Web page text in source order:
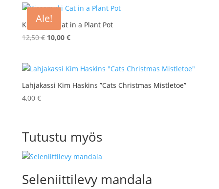
15,00 €.12,90 €.
Ale!
Kissamuki Cat in a Plant Pot
12,50€ Alkuperäinen
12,50 €.
10,00 €Nykyinen
10,00 €.
Lahjakassi Kim Haskins ”Cats Christmas Mistletoe”
4,00 €
Tutustu myös
Seleniittilevy mandala